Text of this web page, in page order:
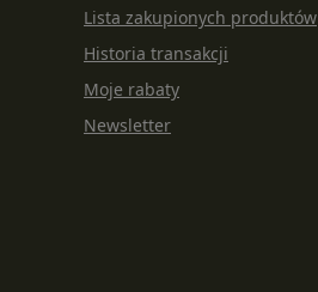
Lista zakupionych produktów
Historia transakcji
Moje rabaty
Newsletter